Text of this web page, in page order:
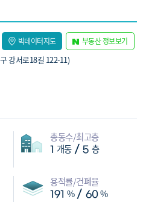
빅데이터지도 부동산 정보보기
강서로18길 122-11)
총동수/최고층
1 개동 / 5 층
용적률/건폐율
191 % / 60%